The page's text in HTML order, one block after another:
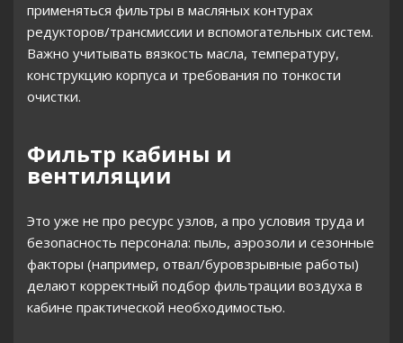
применяться фильтры в масляных контурах
редукторов/трансмиссии и вспомогательных систем.
Важно учитывать вязкость масла, температуру,
конструкцию корпуса и требования по тонкости
очистки.
Фильтр кабины и
вентиляции
Это уже не про ресурс узлов, а про условия труда и
безопасность персонала: пыль, аэрозоли и сезонные
факторы (например, отвал/буровзрывные работы)
делают корректный подбор фильтрации воздуха в
кабине практической необходимостью.